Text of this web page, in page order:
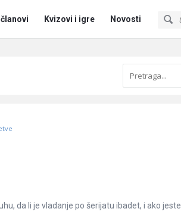
Kvizovi i igre Novosti
da li je vladanje po šerijatu ibadet, i ako jeste